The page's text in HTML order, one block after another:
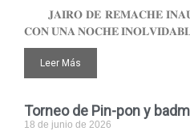
𝐉𝐀𝐈𝐑𝐎 𝐃𝐄 𝐑𝐄𝐌𝐀𝐂𝐇𝐄
𝐂𝐎𝐍 𝐔𝐍𝐀 𝐍𝐎𝐂𝐇𝐄
Leer Más
Torneo de Pin-pon y
18 de junio de 2026